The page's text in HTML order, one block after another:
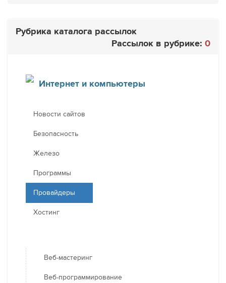
Рубрика каталога рассылок
Рассылок в рубрике: 0
Интернет и компьютеры
Новости сайтов
Безопасность
Железо
Программы
Провайдеры
Хостинг
Веб-мастеринг
Веб-программирование